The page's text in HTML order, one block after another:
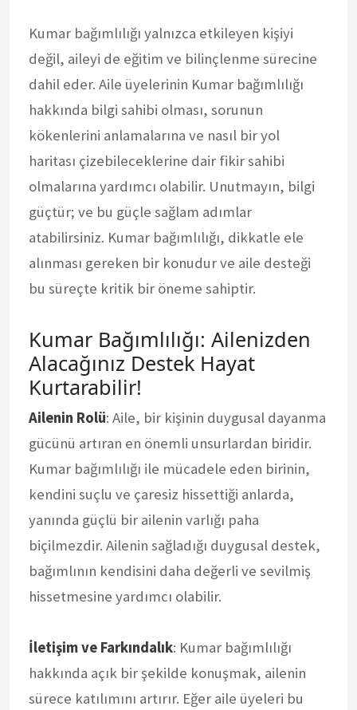
Kumar bağımlılığı yalnızca etkileyen kişiyi
değil, aileyi de eğitim ve bilinçlenme sürecine
dahil eder. Aile üyelerinin Kumar bağımlılığı
hakkında bilgi sahibi olması, sorunun
kökenlerini anlamalarına ve nasıl bir yol
haritası çizebileceklerine dair fikir sahibi
olmalarına yardımcı olabilir. Unutmayın, bilgi
güçtür; ve bu güçle sağlam adımlar
atabilirsiniz. Kumar bağımlılığı, dikkatle ele
alınması gereken bir konudur ve aile desteği
bu süreçte kritik bir öneme sahiptir.
Kumar Bağımlılığı: Ailenizden
Alacağınız Destek Hayat
Kurtarabilir!
Ailenin Rolü: Aile, bir kişinin duygusal dayanma
gücünü artıran en önemli unsurlardan biridir.
Kumar bağımlılığı ile mücadele eden birinin,
kendini suçlu ve çaresiz hissettiği anlarda,
yanında güçlü bir ailenin varlığı paha
biçilmezdir. Ailenin sağladığı duygusal destek,
bağımlının kendisini daha değerli ve sevilmiş
hissetmesine yardımcı olabilir.
İletişim ve Farkındalık: Kumar bağımlılığı
hakkında açık bir şekilde konuşmak, ailenin
sürece katılımını artırır. Eğer aile üyeleri bu